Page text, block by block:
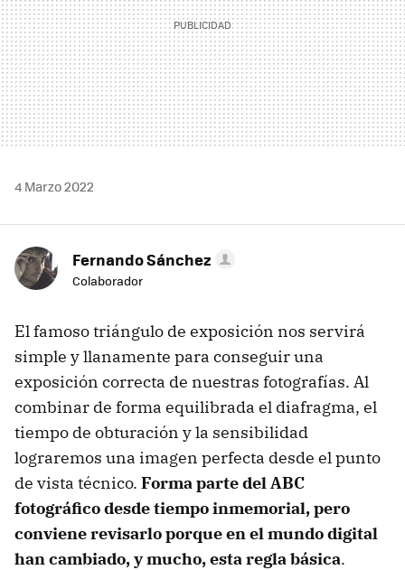
4 Marzo 2022
Fernando Sánchez
Colaborador
El famoso triángulo de exposición nos servirá
simple y llanamente para conseguir una
exposición correcta de nuestras fotografías. Al
combinar de forma equilibrada el diafragma, el
tiempo de obturación y la sensibilidad
lograremos una imagen perfecta desde el punto
de vista técnico. Forma parte del ABC
fotográfico desde tiempo inmemorial, pero
conviene revisarlo porque en el mundo digital
han cambiado, y mucho, esta regla básica.